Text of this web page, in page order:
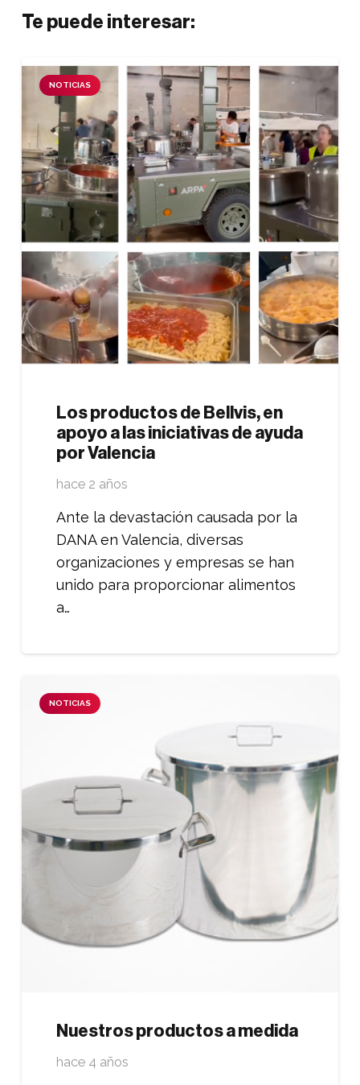
Te puede interesar:
NOTICIAS
Los productos de Bellvis, en
apoyo a las iniciativas de ayuda
por Valencia
hace 2 años
Ante la devastación causada por la
DANA en Valencia, diversas
organizaciones y empresas se han
unido para proporcionar alimentos
a…
NOTICIAS
Nuestros productos a medida
hace 4 años